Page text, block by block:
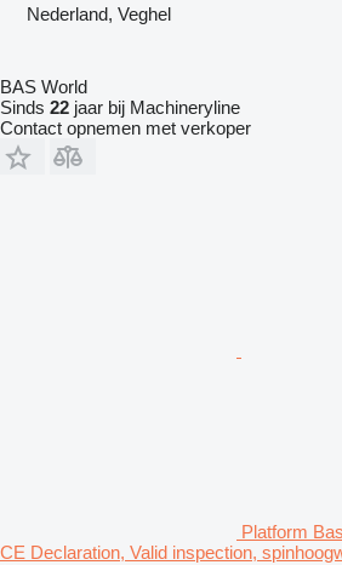
Nederland, Veghel
BAS World
Sinds 22 jaar bij Machineryline
Contact opnemen met verkoper
Platform
CE Declaration, Valid inspection,